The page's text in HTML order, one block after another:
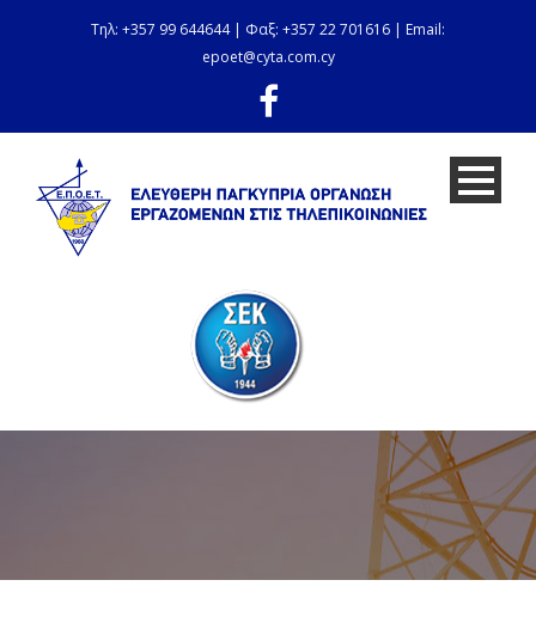
Τηλ: +357 99 644644 | Φαξ: +357 22 701616 | Email:
epoet@cyta.com.cy